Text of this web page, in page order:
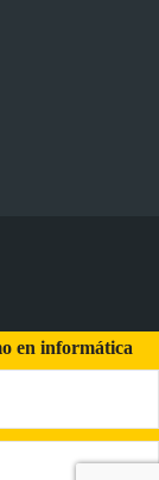
en informática